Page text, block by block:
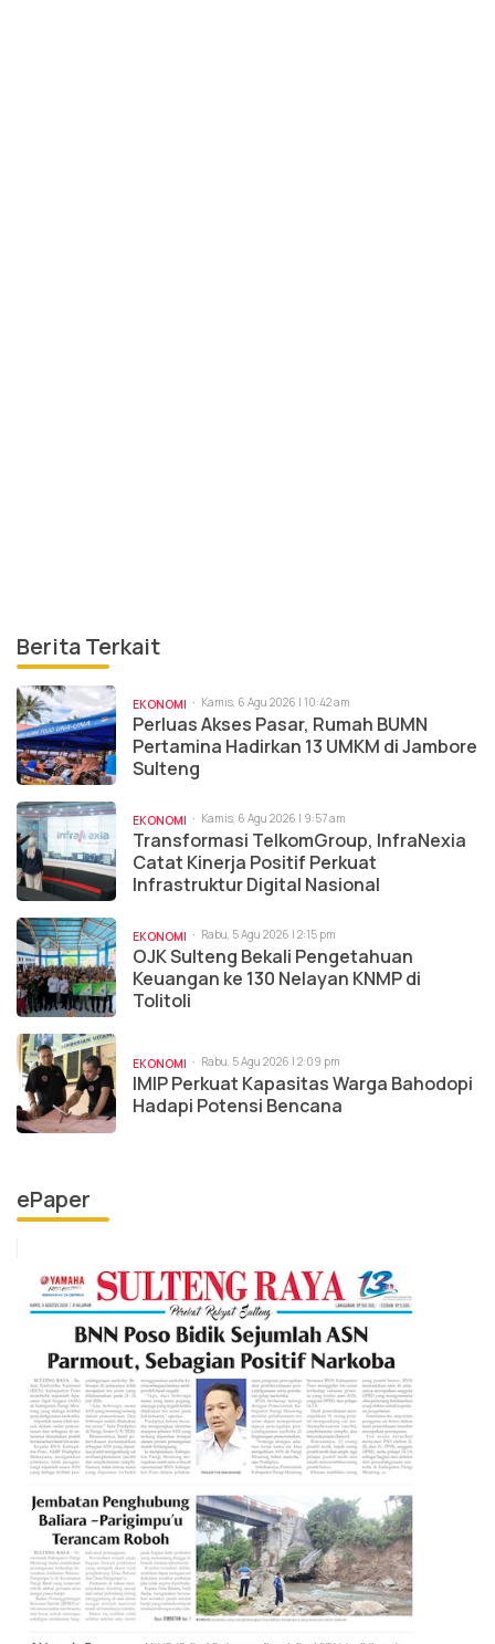
Berita Terkait
EKONOMI Kamis, 6 Agu 2026 | 10:42 am
Perluas Akses Pasar, Rumah BUMN
Pertamina Hadirkan 13 UMKM di Jambore
Sulteng
EKONOMI Kamis, 6 Agu 2026 | 9:57 am
Transformasi TelkomGroup, InfraNexia
Catat Kinerja Positif Perkuat
Infrastruktur Digital Nasional
EKONOMI Rabu, 5 Agu 2026 | 2:15 pm
OJK Sulteng Bekali Pengetahuan
Keuangan ke 130 Nelayan KNMP di
Tolitoli
EKONOMI Rabu, 5 Agu 2026 | 2:09 pm
IMIP Perkuat Kapasitas Warga Bahodopi
Hadapi Potensi Bencana
ePaper